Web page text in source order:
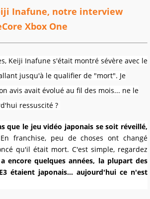
Inafune, notre interview
Xbox One
Keiji Inafune s'était montré sévère avec le
jusqu'à le qualifier de "mort". Je
avis avait évolué au fil des mois... ne le
ressuscité ?
que le jeu vidéo japonais se soit réveillé,
franchise, peu de choses ont changé
qu'il était mort. C'est simple, regardez
encore quelques années, la plupart des
étaient japonais... aujourd'hui ce n'est